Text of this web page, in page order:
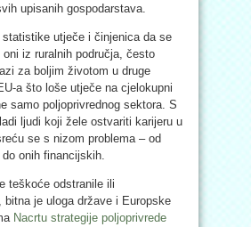
upisanih gospodarstava.
statistike utječe i činjenica da se
iz ruralnih područja, često
za boljim životom u druge
a što loše utječe na cjelokupni
samo poljoprivrednog sektora. S
ljudi koji žele ostvariti karijeru u
se s nizom problema – od
onih financijskih.
teškoće odstranile ili
bitna je uloga države i Europske
Nacrtu strategije poljoprivrede